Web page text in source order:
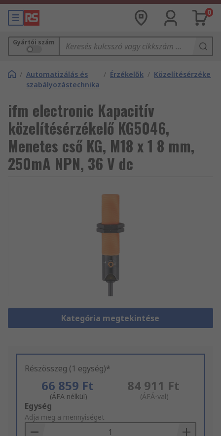
0
Gyártói szám
/ Automatizálás és
szabályozástechnika
/ Érzékelők / Közelítésérzékelők
ifm electronic Kapacitív
közelítésérzékelő KG5046,
Menetes cső KG, M18 x 1 8 mm,
250mA NPN, 36 V dc
Kategória megtekintése
Részösszeg (1 egység)*
66 859 Ft
(ÁFA nélkül)
84 911 Ft
(ÁFÁ-val)
Add
to
Basket
Egység
Adja meg a mennyiséget